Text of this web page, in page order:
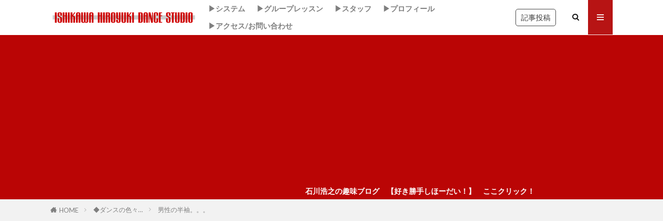
▶システム ▶グループレッスン ▶スタッフ
▶プロフィール
▶アクセス/お問い合わせ
記事投稿
石川浩之の趣味ブログ 【好き勝手しほーだい！】 ここクリック！
HOME ◆ダンスの色々… 男性の半袖。。。